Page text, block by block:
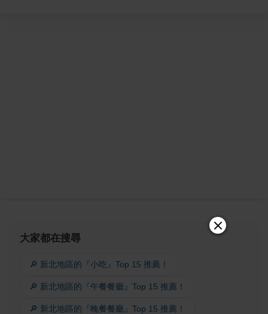
大家都在搜尋
🔎 新北地區的『小吃』Top 15 推薦！
🔎 新北地區的『午餐餐廳』Top 15 推薦！
🔎 新北地區的『晚餐餐廳』Top 15 推薦！